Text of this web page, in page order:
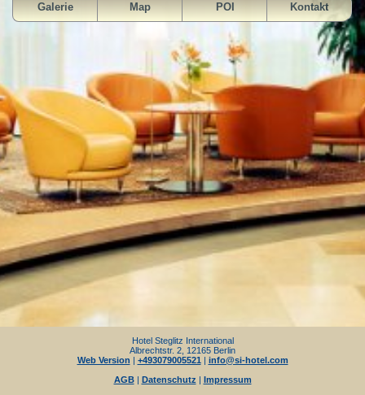
Galerie Map POI Kontakt
Hotel Steglitz International
Albrechtstr. 2, 12165 Berlin
Web Version | +493079005521 | info@si-hotel.com
AGB| Datenschutz | Impressum